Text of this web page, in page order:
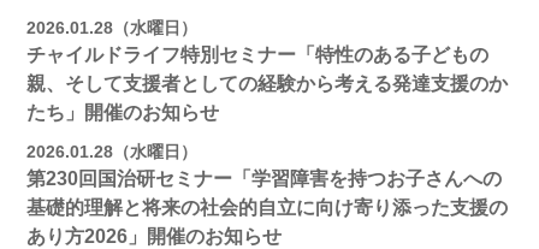
2026.01.28（水曜日）
チャイルドライフ特別セミナー「特性のある子どもの
親、そして支援者としての経験から考える発達支援のか
たち」開催のお知らせ
2026.01.28（水曜日）
第230回国治研セミナー「学習障害を持つお子さんへの
基礎的理解と将来の社会的自立に向け寄り添った支援の
あり方2026」開催のお知らせ